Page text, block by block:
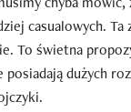
casualowych. Ta
To świetna
dużych